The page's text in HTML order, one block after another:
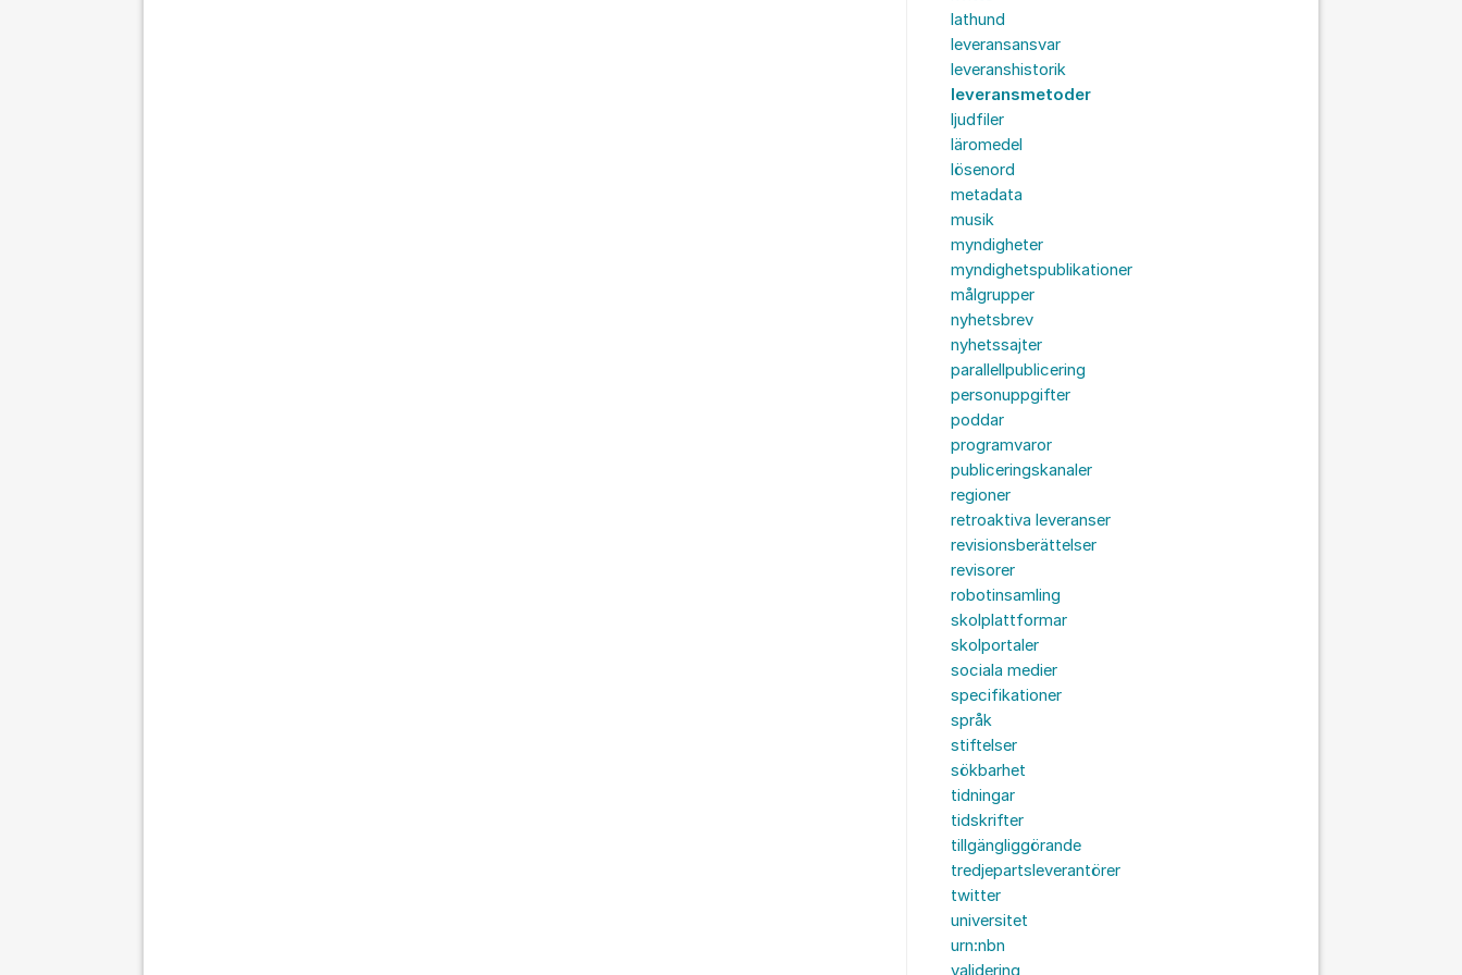
lathund
leveransansvar
leveranshistorik
leveransmetoder
ljudfiler
läromedel
lösenord
metadata
musik
myndigheter
myndighetspublikationer
målgrupper
nyhetsbrev
nyhetssajter
parallellpublicering
personuppgifter
poddar
programvaror
publiceringskanaler
regioner
retroaktiva leveranser
revisionsberättelser
revisorer
robotinsamling
skolplattformar
skolportaler
sociala medier
specifikationer
språk
stiftelser
sökbarhet
tidningar
tidskrifter
tillgängliggörande
tredjepartsleverantörer
twitter
universitet
urn:nbn
validering